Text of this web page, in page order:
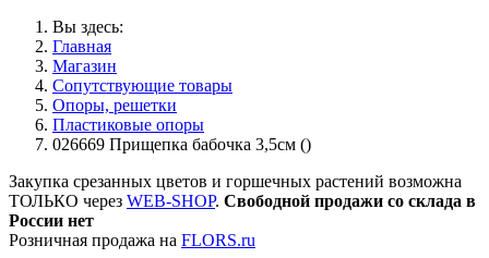
Вы здесь:
Главная
Магазин
Сопутствующие товары
Опоры, решетки
Пластиковые опоры
026669 Прищепка бабочка 3,5см ()
Закупка срезанных цветов и горшечных растений возможна
ТОЛЬКО через WEB-SHOP. Свободной продажи со склада в
России нет
Розничная продажа на FLORS.ru